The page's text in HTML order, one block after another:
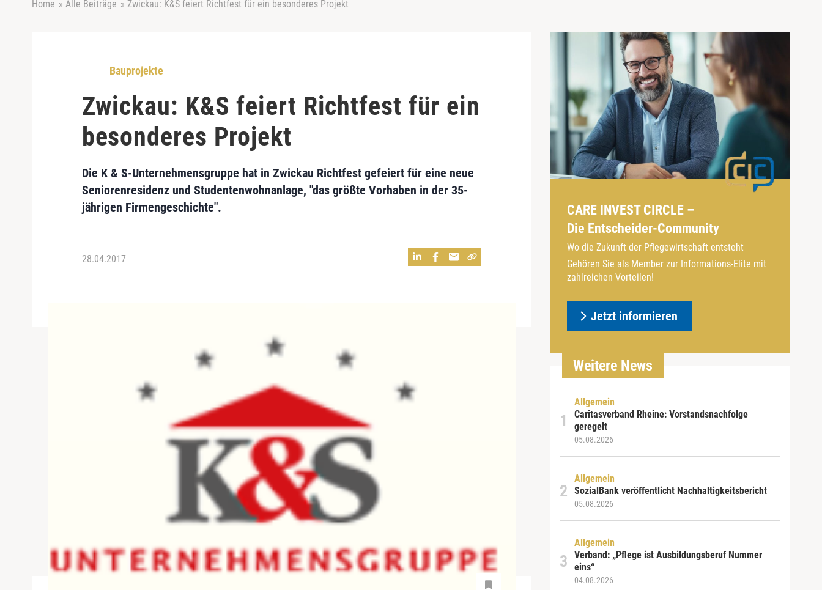
Home » Alle Beiträge » Zwickau: K&S feiert Richtfest für ein besonderes Projekt
Bauprojekte
Zwickau: K&S feiert Richtfest für ein
besonderes Projekt
Die K & S-Unternehmensgruppe hat in Zwickau Richtfest gefeiert für eine neue
Seniorenresidenz und Studentenwohnanlage, "das größte Vorhaben in der 35-
jährigen Firmengeschichte".
28.04.2017
CARE INVEST CIRCLE –
Die Entscheider-Community
Wo die Zukunft der Pflegewirtschaft entsteht
Gehören Sie als Member zur Informations-Elite mit
zahlreichen Vorteilen!
Jetzt informieren
Weitere News
Allgemein
Caritasverband Rheine: Vorstandsnachfolge
geregelt
05.08.2026
Allgemein
SozialBank veröffentlicht Nachhaltigkeitsbericht
05.08.2026
Allgemein
Verband: „Pflege ist Ausbildungsberuf Nummer
eins“
04.08.2026